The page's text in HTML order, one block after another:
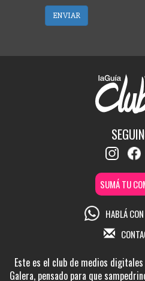
ENVIAR
SUMÁ TU
HABLÁ
Este es el club de medios
Galera, pensado para que